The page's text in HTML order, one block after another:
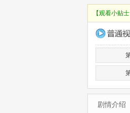
【观看小贴
剧情介绍